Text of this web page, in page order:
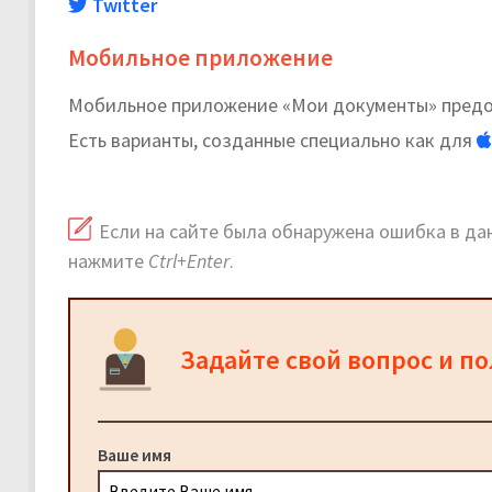
Мобильное приложение
Мобильное приложение «Мои документы»
Есть варианты, созданные специально как для
Если на сайте была обнаружена ошибка в
нажмите Ctrl+Enter.
Задайте свой вопрос и
Ваше имя